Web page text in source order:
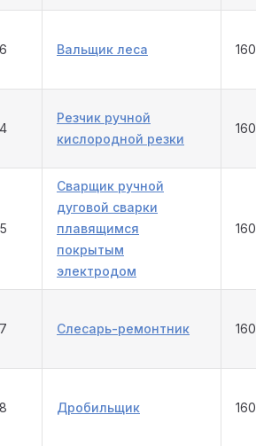
Вальщик леса 160
Резчик ручной
кислородной резки
160
Сварщик ручной
дуговой сварки
плавящимся
покрытым
электродом
160
Слесарь-ремонтник 160
Дробильщик 160